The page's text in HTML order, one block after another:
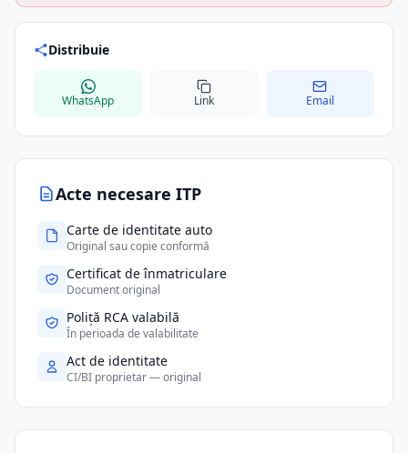
Acte necesare ITP
Carte de identitate auto
Original sau copie conformă
Certificat de înmatriculare
Document original
Poliță RCA valabilă
În perioada de valabilitate
Act de identitate
CI/BI proprietar — original
Distribuie
WhatsApp Link Email